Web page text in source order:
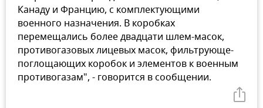
Канаду и Францию, с комплектующими
военного назначения. В коробках
перемещались более двадцати шлем-масок,
противогазовых лицевых масок, фильтрующе-
поглощающих коробок и элементов к военным
противогазам", - говорится в сообщении.